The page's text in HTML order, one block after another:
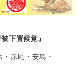
下置候覚』
赤尾・安島・